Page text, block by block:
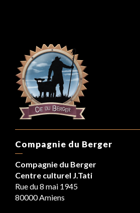
Compagnie du Berger
Compagnie du Berger
Centre culturel J.Tati
Rue du 8 mai 1945
80000 Amiens